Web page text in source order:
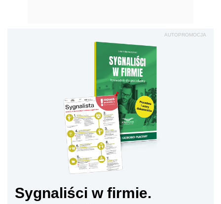
AUTOPROMOCJA
Sygnaliści w firmie.